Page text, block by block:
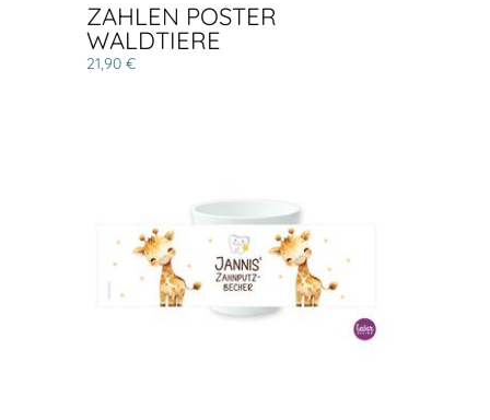
ZAHLEN POSTER
WALDTIERE
21,90 €